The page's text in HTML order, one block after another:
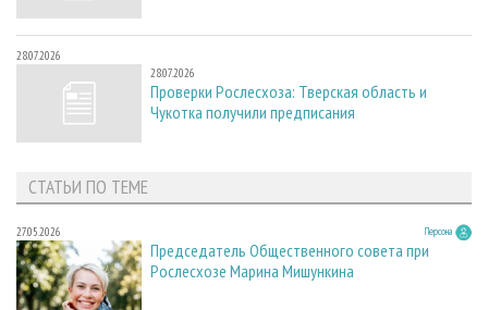
28.07.2026
28.07.2026
Проверки Рослесхоза: Тверская область и
Чукотка получили предписания
СТАТЬИ ПО ТЕМЕ
27.05.2026 Персона
Председатель Общественного совета при
Рослесхозе Марина Мишункина